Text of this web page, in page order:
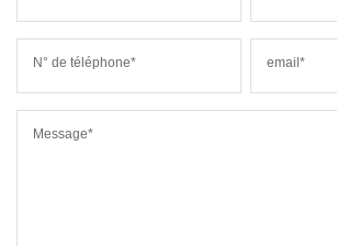
N° de téléphone* email*
Message*